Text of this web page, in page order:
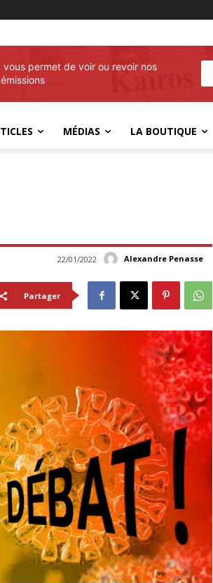
vous permet de voir ou revoir nos
MÉDIAS LA BOUTIQUE
Alexandre Penasse
22/01/2022
Partager